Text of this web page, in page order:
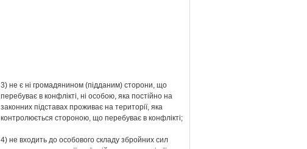
3) не є ні громадянином (підданим) сторони, що
перебуває в конфлікті, ні особою, яка постійно на
законних підставах проживає на території, яка
контролюється стороною, що перебуває в конфлікті;
4) не входить до особового складу збройних сил